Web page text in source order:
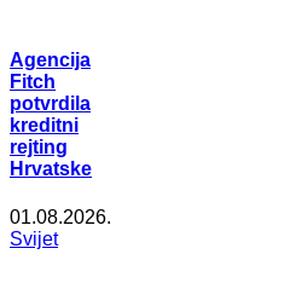
Agencija
Fitch
potvrdila
kreditni
rejting
Hrvatske
01.08.2026.
Svijet